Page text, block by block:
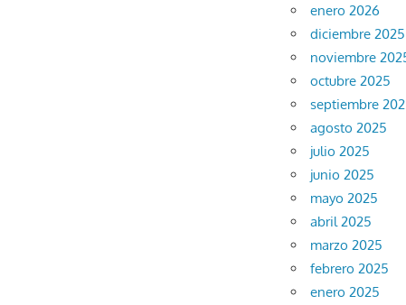
enero 2026
diciembre 2025
noviembre
octubre 2025
septiembre
agosto 2025
julio 2025
junio 2025
mayo 2025
abril 2025
marzo 2025
febrero 2025
enero 2025